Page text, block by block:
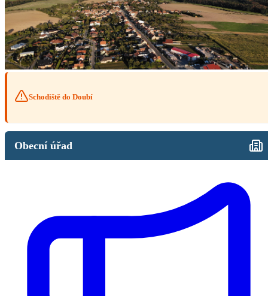
Schodiště do Doubí
Obecní úřad